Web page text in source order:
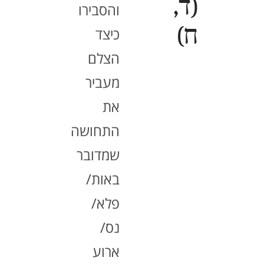
(ד,
ח)
והסבירו
כיצד
הצלם
מעביר
את
התחושה
שמדובר
באות/
פלא/
נס/
ארוע